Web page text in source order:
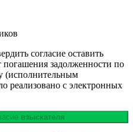
согласие оставить
погашения задолженности по
(исполнительным
реализовано с электронных
взыскателя